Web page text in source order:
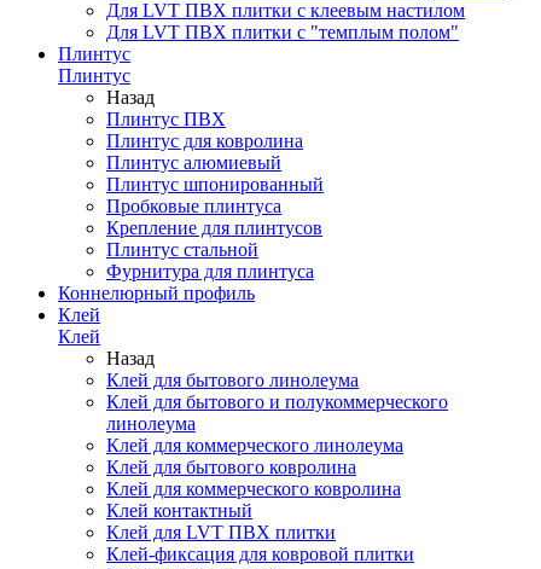
Для LVT ПВХ плитки с клеевым настилом
Для LVT ПВХ плитки с "темплым полом"
Плинтус
Плинтус
Назад
Плинтус ПВХ
Плинтус для ковролина
Плинтус алюмиевый
Плинтус шпонированный
Пробковые плинтуса
Крепление для плинтусов
Плинтус стальной
Фурнитура для плинтуса
Коннелюрный профиль
Клей
Клей
Назад
Клей для бытового линолеума
Клей для бытового и полукоммерческого
линолеума
Клей для коммерческого линолеума
Клей для бытового ковролина
Клей для коммерческого ковролина
Клей контактный
Клей для LVT ПВХ плитки
Клей-фиксация для ковровой плитки